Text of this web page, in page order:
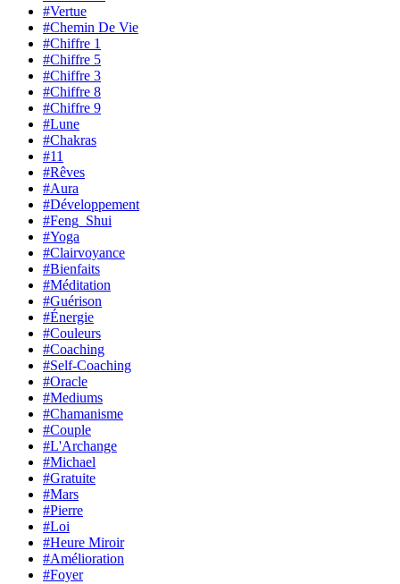
#Vertue
#Chemin De Vie
#Chiffre 1
#Chiffre 5
#Chiffre 3
#Chiffre 8
#Chiffre 9
#Lune
#Chakras
#11
#Rêves
#Aura
#Développement
#Feng_Shui
#Yoga
#Clairvoyance
#Bienfaits
#Méditation
#Guérison
#Énergie
#Couleurs
#Coaching
#Self-Coaching
#Oracle
#Mediums
#Chamanisme
#Couple
#L'Archange
#Michael
#Gratuite
#Mars
#Pierre
#Loi
#Heure Miroir
#Amélioration
#Foyer